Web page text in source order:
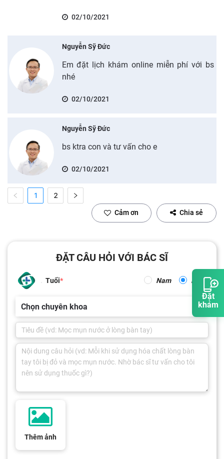
Đặt
khám
02/10/2021
Nguyễn Sỹ Đức
Em đặt lịch khám online miễn phí với bs
nhé
02/10/2021
Nguyễn Sỹ Đức
bs ktra con và tư vấn cho e
02/10/2021
1 2
Cảm ơn Chia sẻ
ĐẶT CÂU HỎI VỚI BÁC SĨ
Tuổi Nam Nữ
Chọn chuyên khoa
Thêm ảnh